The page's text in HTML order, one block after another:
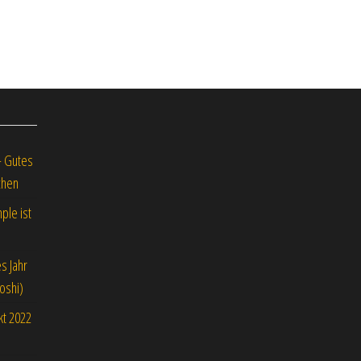
Gutes
ist
Jahr
2022